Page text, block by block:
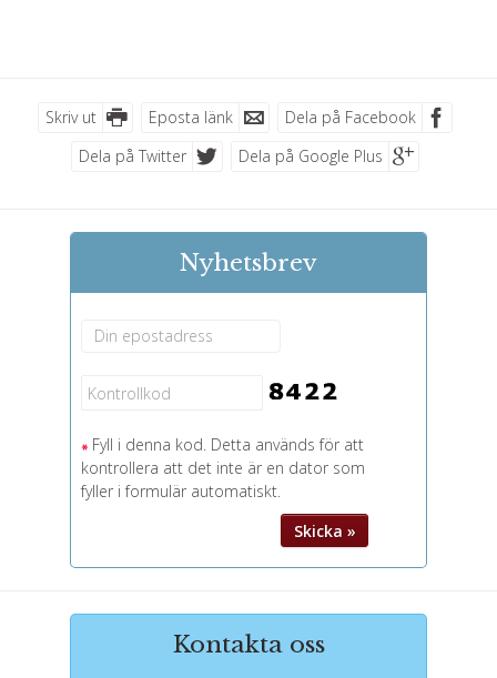
Skriv ut Eposta länk
Dela på Facebook
Dela på Twitter
Dela på Google Plus
Nyhetsbrev
Fyll i denna kod. Detta används för att
kontrollera att det inte är en dator som
fyller i formulär automatiskt.
Kontakta oss